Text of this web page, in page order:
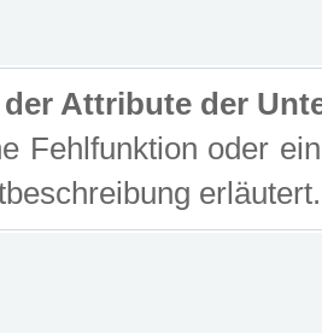
Attribute der
Fehlfunktion oder
erläutert.